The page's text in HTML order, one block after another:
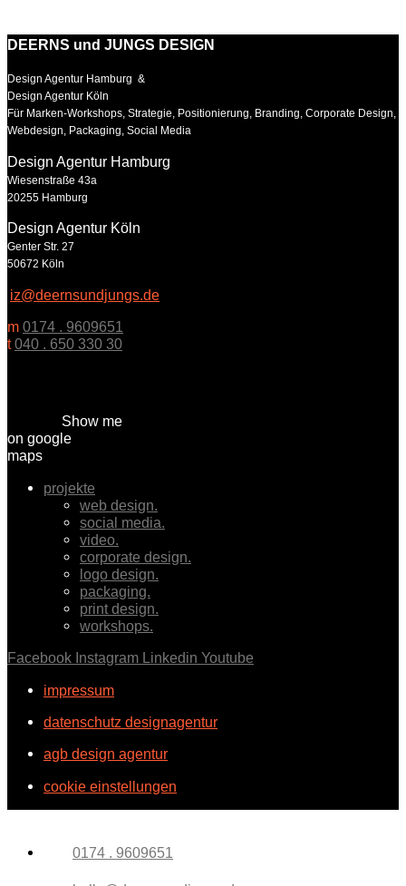
DEERNS und JUNGS DESIGN
Design Agentur Hamburg &
Design Agentur Köln
Für Marken-Workshops, Strategie, Positionierung, Branding, Corporate Design,
Webdesign, Packaging, Social Media
Design Agentur Hamburg
Wiesenstraße 43a
20255 Hamburg
Design Agentur Köln
Genter Str. 27
50672 Köln
iz@deernsundjungs.de
m 0174 . 9609651
t 040 . 650 330 30
Show me
on google
maps
projekte
web design.
social media.
video.
corporate design.
logo design.
packaging.
print design.
workshops.
Facebook Instagram Linkedin Youtube
impressum
datenschutz designagentur
agb design agentur
cookie einstellungen
0174 . 9609651